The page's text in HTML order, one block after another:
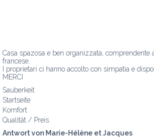
Casa spazosa e ben organizzata,
francese.
I proprietari ci hanno accolto con simpatia e
MERCI
Sauberkeit
Startseite
Komfort
Qualität / Preis
Antwort von Marie-Hélène et Jacques